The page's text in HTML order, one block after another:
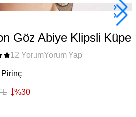
Göz Abiye Klipsli Küpe
12 YorumYorum Yap
Pirinç
%30